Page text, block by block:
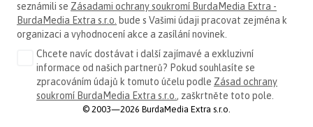
seznámili se Zásadami ochrany soukromí BurdaMedia Extra -
BurdaMedia Extra s.r.o. bude s Vašimi údaji pracovat zejména k
organizaci a vyhodnocení akce a zasílání novinek.
Chcete navíc dostávat i další zajímavé a exkluzivní
informace od našich partnerů? Pokud souhlasíte se
zpracováním údajů k tomuto účelu podle Zásad ochrany
soukromí BurdaMedia Extra s.r.o., zaškrtněte toto pole.
© 2003—2026 BurdaMedia Extra s.r.o.